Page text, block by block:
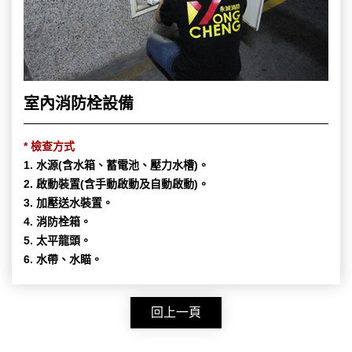
室內消防栓設備
* 檢查方式
1. 水源(含水箱、蓄電池、壓力水槽)。
2. 啟動裝置(含手動啟動及自動啟動)。
3. 加壓送水裝置。
4. 消防栓箱。
5. 太平龍頭。
6. 水帶、水瞄。
回上一頁